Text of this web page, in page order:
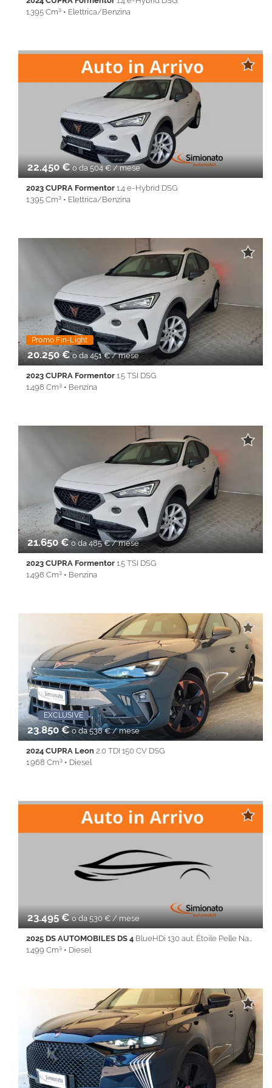
1.395 Cm³ • Elettrica/Benzina
Passeggero • Airbag testa • Alzacristalli elettrici • Android Auto •
Apple CarPlay • Autoradio • Bluetooth • Cerchi in lega •
Chiusura centralizzata • Climatizzatore • Controllo trazione •
Cruise Control • ESP • Fendinebbia • Full LED • Immobilizzatore
elettronico • Isofix • Keyless • Lane Assist • Park Distance Control
• PDC • REAR ASSIST • Servosterzo • Navigatore satellitare •
Specchietti laterali elettrici • Start&Stop • Touch screen • USB •
Vivavoce • Volante multifunzione
22.450 €o da 504 € / mese
2023 CUPRA Formentor 1.4 e-Hybrid DSG
1.395 Cm³ • Elettrica/Benzina
Passeggero • Airbag testa • Alzacristalli elettrici • Android Auto •
Apple CarPlay • Autoradio • Bluetooth • Cerchi in lega •
Chiusura centralizzata • Climatizzatore • Controllo trazione •
Cruise Control • ESP • Fendinebbia • Full LED • Immobilizzatore
elettronico • Isofix • Keyless • Lane Assist • Park Distance Control
• PDC • Servosterzo • Navigatore satellitare • Specchietti laterali
elettrici • Start&Stop • Touch screen • USB • Vivavoce • Volante
multifunzione
Promo Fin-Light
20.250 €o da 451 € / mese
2023 CUPRA Formentor 1.5 TSI DSG
1.498 Cm³ • Benzina
Passeggero • Airbag testa • Alzacristalli elettrici • Android Auto •
Apple CarPlay • Autoradio • Bluetooth • Cerchi in lega •
Chiusura centralizzata • Climatizzatore • Controllo trazione •
Cruise Control • ESP • Fendinebbia • Full LED • Immobilizzatore
elettronico • Isofix • Keyless • Lane Assist • Park Distance Control
• PDC • REAR ASSIST • Servosterzo • Navigatore satellitare •
Specchietti laterali elettrici • Start&Stop • Touch screen • USB •
Vivavoce • Volante multifunzione
21.650 €o da 485 € / mese
2023 CUPRA Formentor 1.5 TSI DSG
1.498 Cm³ • Benzina
Passeggero • Airbag testa • Alzacristalli elettrici • Android Auto •
Apple CarPlay • Autoradio • Bluetooth • Cerchi in lega •
Chiusura centralizzata • Climatizzatore • Controllo trazione •
Cruise Control • ESP • Fendinebbia • Full LED • Immobilizzatore
elettronico • Isofix • Keyless • Lane Assist • Park Distance Control
• PDC • REAR ASSIST • Servosterzo • Navigatore satellitare •
Specchietti laterali elettrici • Start&Stop • Touch screen • USB •
Vivavoce • Volante multifunzione
EXCLUSIVE Promo Fin-Light
23.850 €o da 538 € / mese
2024 CUPRA Leon 2.0 TDI 150 CV DSG
1.968 Cm³ • Diesel
Airbag testa • Alzacristalli elettrici • Android Auto • Apple
CarPlay • Autoradio • Bluetooth • Cerchi in lega • cerchi per 18° •
LED • Immobilizzatore elettronico • Isofix • Keyless • Lane Assist
• Park Distance Control • PDC • Sedile posteriore sdoppiato •
Servosterzo • Navigatore satellitare • Specchietti laterali elettrici
23.495 €o da 530 € / mese
2025 DS AUTOMOBILES DS 4 BlueHDi 130 aut. Étoile Pelle Nappa
1.499 Cm³ • Diesel
Airbag Passeggero • Airbag testa • Autoradio • Autoradio
digitale • Bluetooth • Bracciolo • cerchi da 19'' • Cerchi in lega •
Chiusura centralizzata • Climatizzatore • Controllo trazione •
Cruise Control • ESP • Fari LED • Fendinebbia • Filtro
antiparticolato • Frenata d'emergenza assistita • Front Assist •
Head-up display • Immobilizzatore elettronico • Interni in pelle •
Isofix • Limitatore di velocità • LINE ASSIST • Regolazione
elettrica sedili • Riconoscimento dei segnali stradali • Sedile
posteriore sdoppiato • Sensore di luce • Sensore di pioggia •